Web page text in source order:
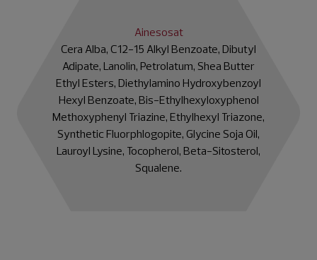
Ainesosat
Cera Alba, C12-15 Alkyl Benzoate, Dibutyl
Adipate, Lanolin, Petrolatum, Shea Butter
Ethyl Esters, Diethylamino Hydroxybenzoyl
Hexyl Benzoate, Bis-Ethylhexyloxyphenol
Methoxyphenyl Triazine, Ethylhexyl Triazone,
Synthetic Fluorphlogopite, Glycine Soja Oil,
Lauroyl Lysine, Tocopherol, Beta-Sitosterol,
Squalene.